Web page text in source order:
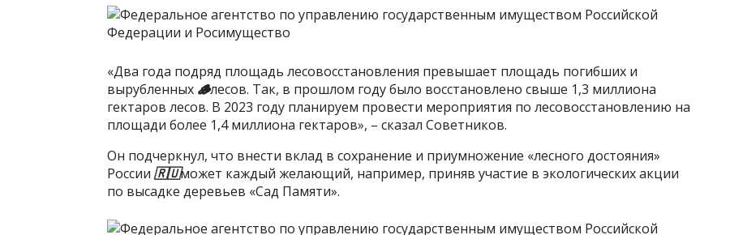
«Два года подряд площадь лесовосстановления превышает площадь погибших и
вырубленных 🪵лесов. Так, в прошлом году было восстановлено свыше 1,3 миллиона
гектаров лесов. В 2023 году планируем провести мероприятия по лесовосстановлению на
площади более 1,4 миллиона гектаров», – сказал Советников.
Он подчеркнул, что внести вклад в сохранение и приумножение «лесного достояния»
России 🇷🇺может каждый желающий, например, приняв участие в экологических акции
по высадке деревьев «Сад Памяти».